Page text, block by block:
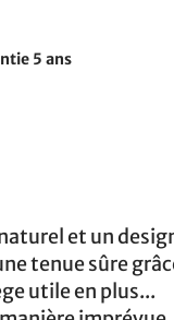
5 ans
et un
tenue sûre
utile en plus...